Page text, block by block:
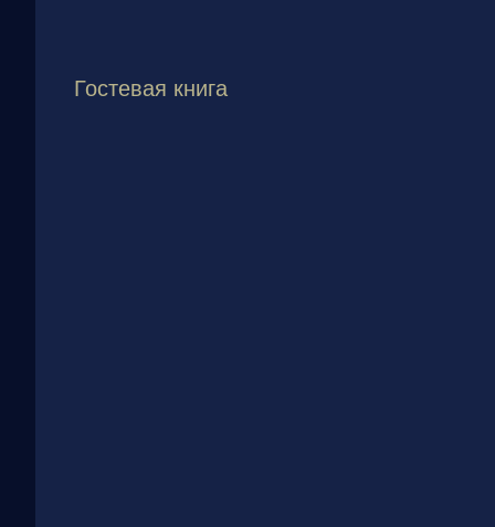
Гостевая книга